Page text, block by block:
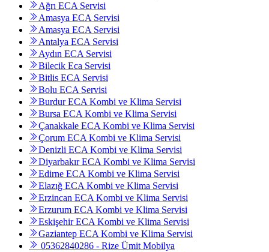
Ağrı ECA Servisi
Amasya ECA Servisi
Amasya ECA Servisi
Antalya ECA Servisi
Aydın ECA Servisi
Bilecik Eca Servisi
Bitlis ECA Servisi
Bolu ECA Servisi
Burdur ECA Kombi ve Klima Servisi
Bursa ECA Kombi ve Klima Servisi
Çanakkale ECA Kombi ve Klima Servisi
Çorum ECA Kombi ve Klima Servisi
Denizli ECA Kombi ve Klima Servisi
Diyarbakır ECA Kombi ve Klima Servisi
Edirne ECA Kombi ve Klima Servisi
Elazığ ECA Kombi ve Klima Servisi
Erzincan ECA Kombi ve Klima Servisi
Erzurum ECA Kombi ve Klima Servisi
Eskişehir ECA Kombi ve Klima Servisi
Gaziantep ECA Kombi ve Klima Servisi
05362840286 - Rize Ümit Mobilya